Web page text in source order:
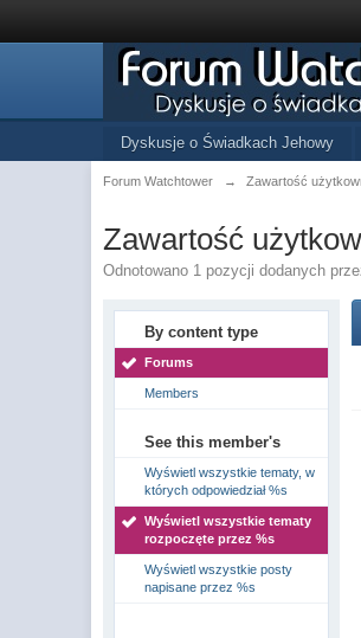
Dyskusje o Świadkach Jehowy
Forum Watchtower → Zawartość
Zawartość
Odnotowano 1 pozycji dodanych
By content type
Forums
Members
See this member's
Wyświetl wszystkie tematy, w
których odpowiedział %s
Wyświetl wszystkie tematy
rozpoczęte przez %s
Wyświetl wszystkie posty
napisane przez %s